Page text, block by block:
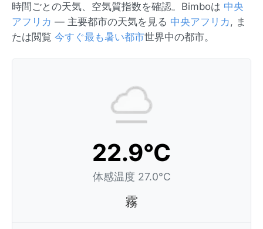
時間ごとの天気、空気質指数を確認。Bimboは 中央
アフリカ — 主要都市の天気を見る 中央アフリカ, ま
たは閲覧 今すぐ最も暑い都市世界中の都市。
22.9°C
体感温度 27.0°C
霧